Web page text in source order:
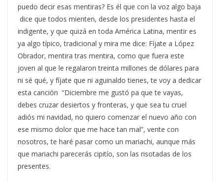
puedo decir esas mentiras? Es él que con la voz algo baja
dice que todos mienten, desde los presidentes hasta el
indigente, y que quizá en toda América Latina, mentir es
ya algo típico, tradicional y mira me dice: Fíjate a López
Obrador, mentira tras mentira, como que fuera este
joven al que le regalaron treinta millones de dólares para
ni sé qué, y fíjate que ni aguinaldo tienes, te voy a dedicar
esta canción “Diciembre me gustó pa que te vayas,
debes cruzar desiertos y fronteras, y que sea tu cruel
adiós mi navidad, no quiero comenzar el nuevo año con
ese mismo dolor que me hace tan mal”, vente con
nosotros, te haré pasar como un mariachi, aunque más
que mariachi parecerás cipitío, son las risotadas de los
presentes.